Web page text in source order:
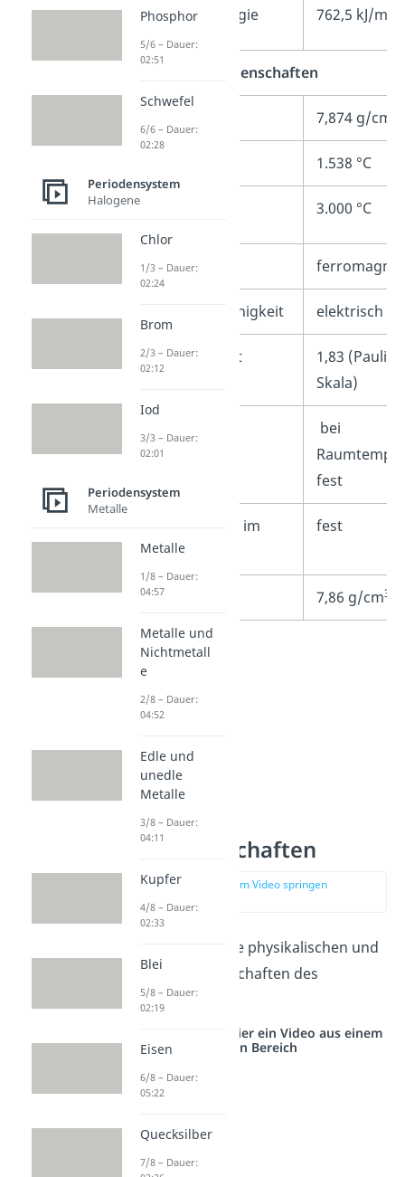
Ionisierungsenergie 762,5 kJ/mol
Physikalische Eigenschaften
7,874 g/cm
1.538 °C
Siedepunkt 3.000 °C
Magnetismus
elektrische Leitfähigkeit elektrisch
Elektronegativität
1,83
Skala)
bei
fest
Aggregatzustand im
Normalzustand
fest
Dichte 7,86 g/cm3
Eisen Eigenschaften
zur Stelle im Video springen
Schauen wir uns die physikalischen und
chemischen Eigenschaften des
Metalls näher an:
Studyflix vernetzt: Hier ein Video aus einem
anderen Bereich
Phosphor
5/6 – Dauer:
02:51
Schwefel
6/6 – Dauer:
02:28
Periodensystem
Halogene
Chlor
1/3 – Dauer:
02:24
Brom
2/3 – Dauer:
02:12
Iod
3/3 – Dauer:
02:01
Periodensystem
Metalle
Metalle
1/8 – Dauer:
04:57
Metalle und
Nichtmetall
e
2/8 – Dauer:
04:52
Edle und
unedle
Metalle
3/8 – Dauer:
04:11
Kupfer
4/8 – Dauer:
02:33
Blei
5/8 – Dauer:
02:19
Eisen
6/8 – Dauer:
05:22
Quecksilber
7/8 – Dauer: